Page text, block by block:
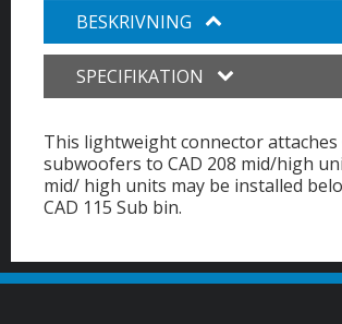
BESKRIVNING
SPECIFIKATION
This lightweight connector attaches
subwoofers to CAD 208 mid/high
mid/ high units may be installed
CAD 115 Sub bin.